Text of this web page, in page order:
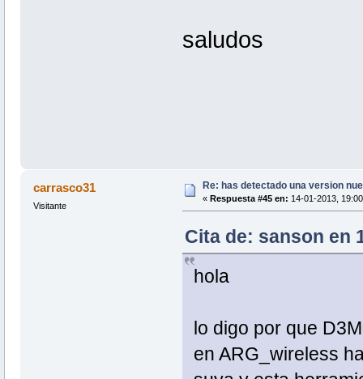
saludos
carrasco31
Visitante
Re: has detectado una version
« Respuesta #45 en: 14-01-2013,
Cita de: sanson en
hola
lo digo por que
en ARG_wireless